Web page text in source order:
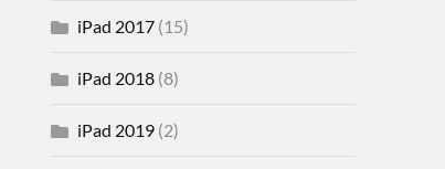
iPad 2017(15)
iPad 2018(8)
iPad 2019(2)